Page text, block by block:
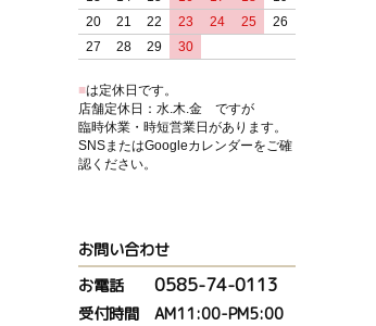
20
21 22 23 24 25
26
27
28 29 30
■は定休日です。
店舗定休日：水.木.金 ですが
臨時休業・時短営業日があります。
SNSまたはGoogleカレンダーをご確
認ください。
お問い合わせ
お電話 0585-74-0113
受付時間 AM11:00-PM5:00